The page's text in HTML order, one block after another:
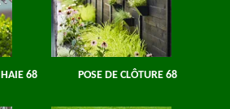
68 POSE DE CLÔTURE 68